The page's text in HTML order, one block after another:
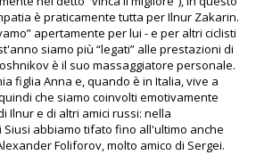
è praticamente tutta per Ilnur Zakarin.
apertamente per lui - e per altri ciclisti
siamo più “legati” alle prestazioni di
è il suo massaggiatore personale.
figlia Anna e, quando è in Italia, vive a
che siamo coinvolti emotivamente
Ilnur e di altri amici russi: nella
abbiamo tifato fino all'ultimo anche
Foliforov, molto amico di Sergei.